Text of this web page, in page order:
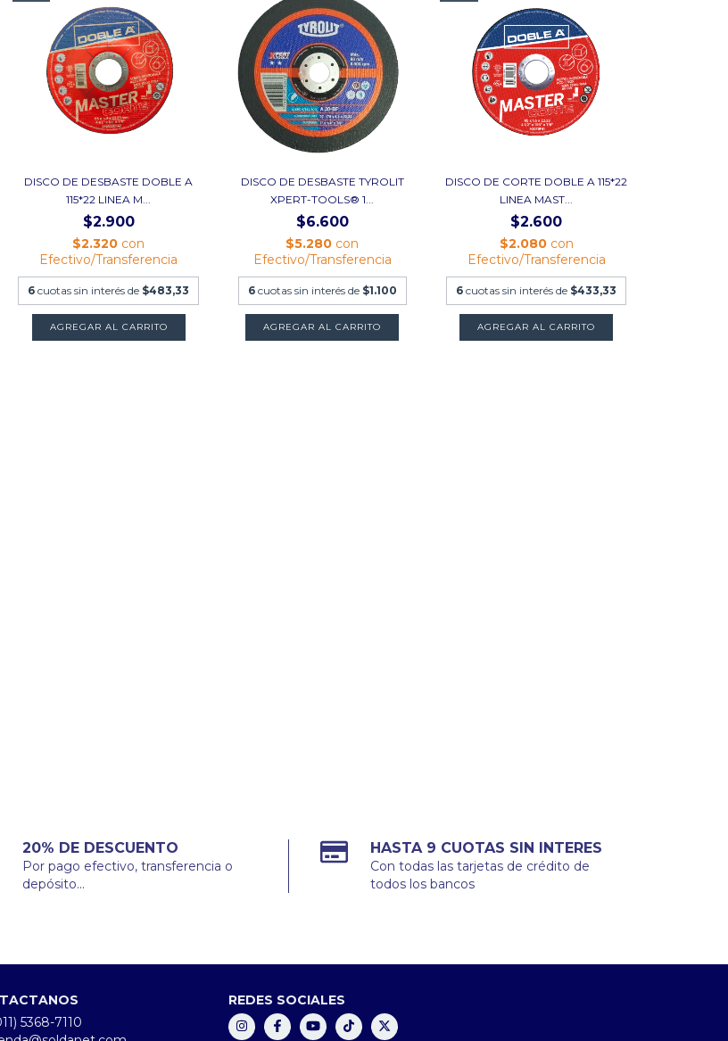
DISCO DE DESBASTE DOBLE A
115*22 LINEA M...
$2.900
$2.320 con
Efectivo/Transferencia
6 cuotas sin interés de $483,33
AGREGAR AL CARRITO
DISCO DE DESBASTE TYROLIT
XPERT-TOOLS® 1...
$6.600
$5.280 con
Efectivo/Transferencia
6 cuotas sin interés de $1.100
DISCO DE CORTE DOBLE A 115*22
LINEA MAST...
$2.600
$2.080 con
Efectivo/Transferencia
6 cuotas sin interés de $433,33
AGREGAR AL CARRITO
20% DE DESCUENTO
Por pago efectivo, transferencia o
depósito...
HASTA 9 CUOTAS SIN INTERES
Con todas las tarjetas de crédito de
todos los bancos
5368-7110
REDES SOCIALES